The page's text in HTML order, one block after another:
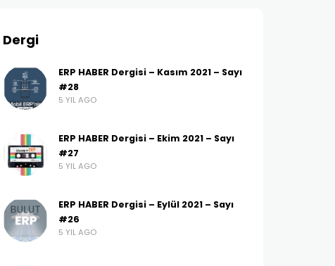
Dergi
ERP HABER Dergisi – Kasım 2021 – Sayı
#28
5 YIL AGO
ERP HABER Dergisi – Ekim 2021 – Sayı
#27
5 YIL AGO
ERP HABER Dergisi – Eylül 2021 – Sayı
#26
5 YIL AGO